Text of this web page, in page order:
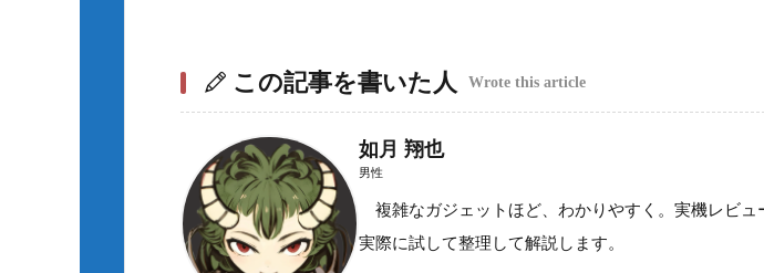
この記事を書いた人 Wrote this article
如月 翔也
男性
複雑なガジェットほど、わかりやすく。実機レビュ
実際に試して整理して解説します。